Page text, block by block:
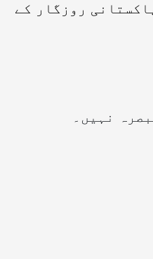
پاکستانی روزگار کے
نہیں۔